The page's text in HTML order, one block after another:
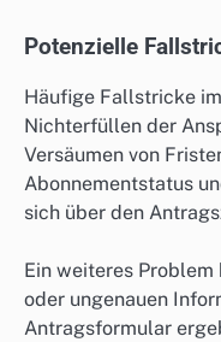
Potenzielle
Häufige Fallstricke
Nichterfüllen der
Versäumen von
Abonnementstatus
sich über den
Ein weiteres
oder ungenauen
Antragsformular